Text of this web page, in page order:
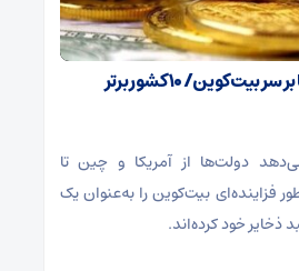
رقابت پنهان دولت‌ها بر سر بیت‌کوین/ ۱۰ کشور برتر
دولت‌ها از آمریکا و چین تا
فزاینده‌ای بیت‌کوین را به‌عنوان یک
ذخایر خود کرده‌اند.